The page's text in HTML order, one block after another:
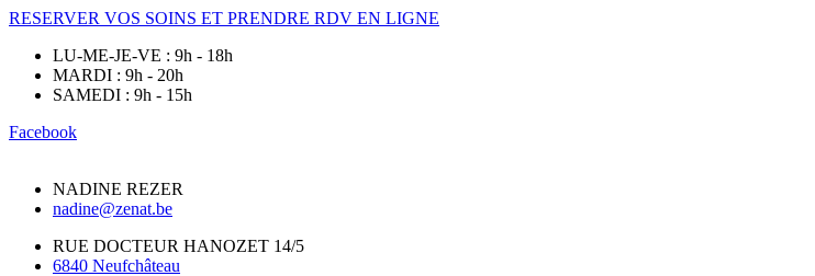
RESERVER VOS SOINS ET PRENDRE RDV EN LIGNE
LU-ME-JE-VE : 9h - 18h
MARDI : 9h - 20h
SAMEDI : 9h - 15h
Facebook
NADINE REZER
nadine@zenat.be
RUE DOCTEUR HANOZET 14/5
6840 Neufchâteau